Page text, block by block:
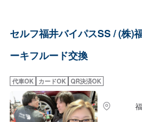
セルフ福井バイパスSS / (株)
ーキフルード交換
代車OK カードOK QR決済OK